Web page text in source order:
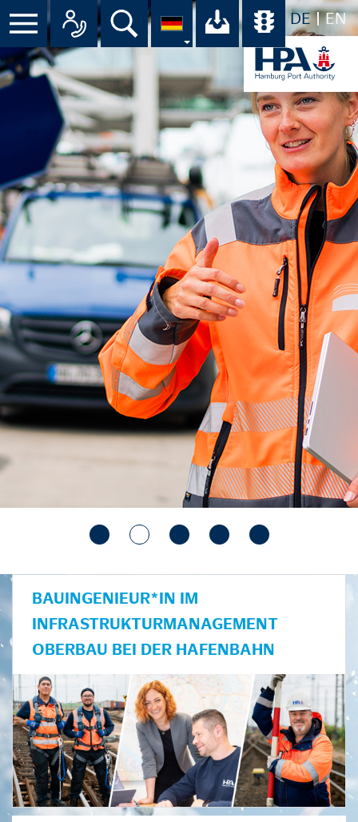
DE EN
Suche Ihr Download-
BAUINGENIEUR*IN IM
INFRASTRUKTURMANAGEMENT
OBERBAU BEI DER HAFENBAHN